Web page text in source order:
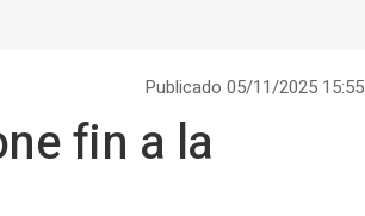
Publicado 05/11/2025 15:55
fin a la